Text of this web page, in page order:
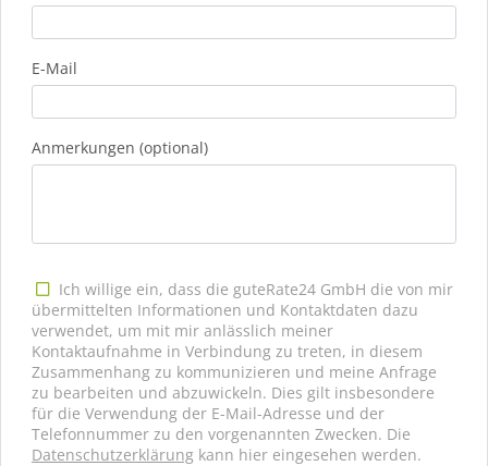
E-Mail
Anmerkungen (optional)
Ich willige ein, dass die guteRate24 GmbH die von mir
übermittelten Informationen und Kontaktdaten dazu
verwendet, um mit mir anlässlich meiner
Kontaktaufnahme in Verbindung zu treten, in diesem
Zusammenhang zu kommunizieren und meine Anfrage
zu bearbeiten und abzuwickeln. Dies gilt insbesondere
für die Verwendung der E-Mail-Adresse und der
Telefonnummer zu den vorgenannten Zwecken. Die
Datenschutzerklärung kann hier eingesehen werden.